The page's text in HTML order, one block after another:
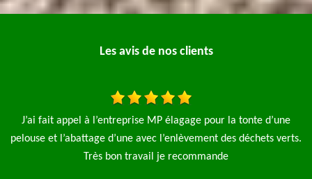
Les avis de nos clients
Je fais appel à l'entreprise élagage pro pour l'élagage de 4
saules et aussi la pose d'une clôture de 90 m le travail a été fait
rapide et net je n'hésiterai pas à refaire appel à cette